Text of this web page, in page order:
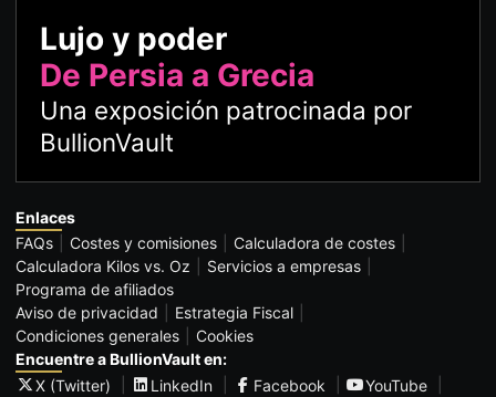
Lujo y poder
De Persia a Grecia
Una exposición patrocinada por
BullionVault
Enlaces
FAQs
Costes y comisiones
Calculadora de costes
Calculadora Kilos vs. Oz
Servicios a empresas
Programa de afiliados
Aviso de privacidad
Estrategia Fiscal
Condiciones generales
Cookies
Encuentre a BullionVault en:
X (Twitter)
LinkedIn Facebook
YouTube